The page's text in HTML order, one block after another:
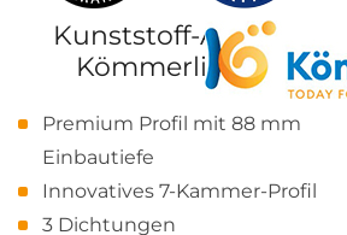
Kunststoff-Alu-PSK-Tür
Kömmerling 88 MD
Premium Profil mit 88 mm
Einbautiefe
Innovatives 7-Kammer-Profil
3 Dichtungen